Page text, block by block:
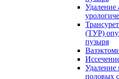
(ТУР)
пузыря
Удаление
половых